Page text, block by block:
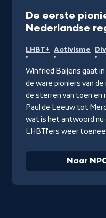
De eerste
Nederlandse
LHBT+ Activisme
Winfried Baijens gaat in
de ware pioniers van
de sterren van toen en
Paul de Leeuw tot
wat is het antwoord nu
LHBTI'ers weer
Naar